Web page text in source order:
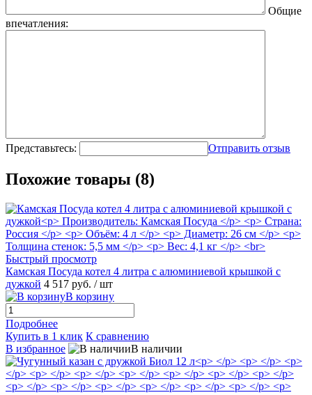
Общие
впечатления:
Представьтесь: Отправить отзыв
Похожие товары (8)
Быстрый просмотр
Камская Посуда котел 4 литра с алюминиевой крышкой с
дужкой 4 517 руб. / шт
В корзину
Подробнее
Купить в 1 клик К сравнению
В избранное
В наличии